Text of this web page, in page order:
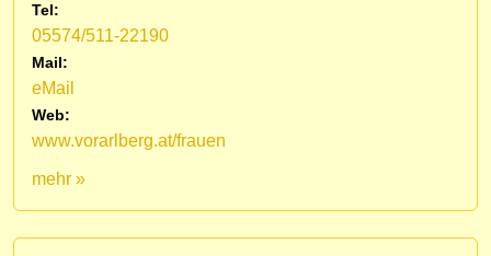
Tel:
05574/511-22190
Mail:
eMail
Web:
www.vorarlberg.at/frauen
mehr »